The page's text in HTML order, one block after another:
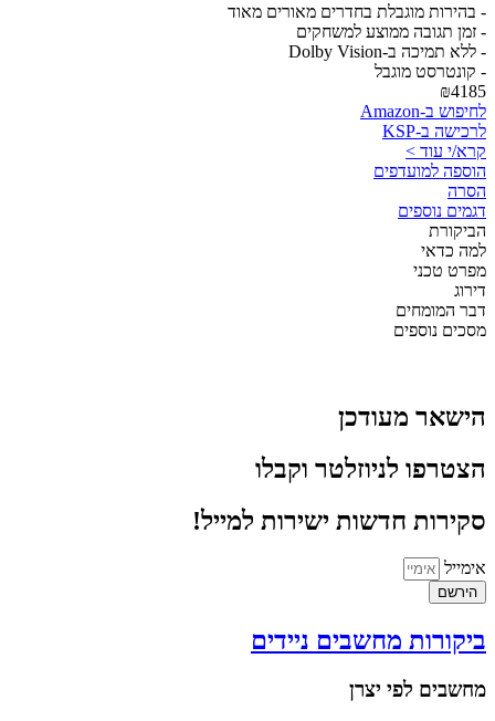
- בהירות מוגבלת בחדרים מאורים מאוד
- זמן תגובה ממוצע למשחקים
- ללא תמיכה ב-Dolby Vision
- קונטרסט מוגבל
₪4185
לחיפוש ב-Amazon
לרכישה ב-KSP
קרא/י עוד >
הוספה למועדפים
הסרה
דגמים נוספים
הביקורת
למה כדאי
מפרט טכני
דירוג
דבר המומחים
מסכים נוספים
הישאר מעודכן
הצטרפו לניוזלטר וקבלו
סקירות חדשות ישירות למייל!
אימייל
הירשם
ביקורות מחשבים ניידים
מחשבים לפי יצרן